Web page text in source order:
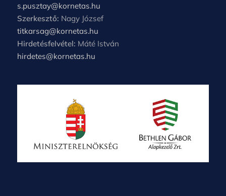
s.pusztay@kornetas.hu
Szerkesztő: Nagy József
titkarsag@kornetas.hu
Hirdetésfelvétel: Máté István
hirdetes@kornetas.hu